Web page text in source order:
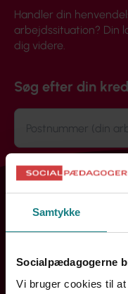
Samtykke
Socialpædagogerne
Vi bruger cookies til
Handler din
arbejdssituation? Din
dig videre.
Søg efter din